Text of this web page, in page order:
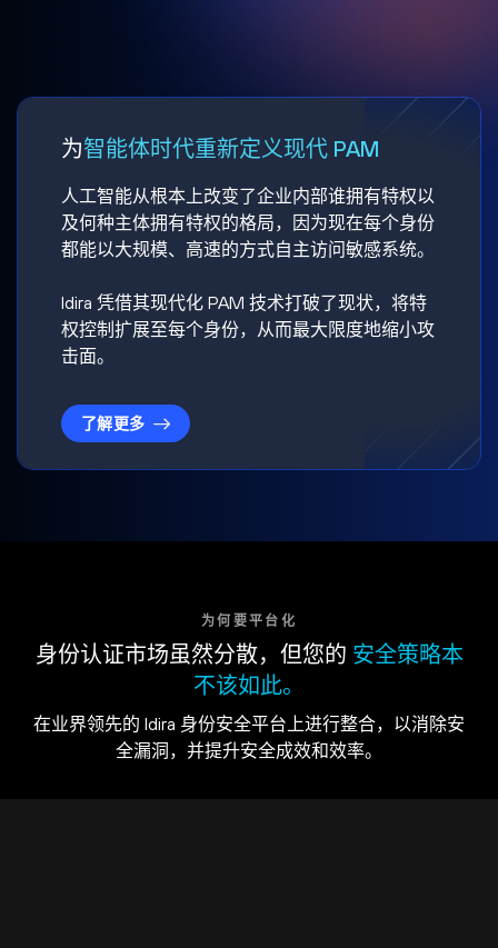
为智能体时代重新定义现代 PAM
人工智能从根本上改变了企业内部谁拥有特权以
及何种主体拥有特权的格局，因为现在每个身份
都能以大规模、高速的方式自主访问敏感系统。
Idira 凭借其现代化 PAM 技术打破了现状，将特
权控制扩展至每个身份，从而最大限度地缩小攻
击面。
了解更多
为何要平台化
身份认证市场虽然分散，但您的 安全策略本
不该如此。
在业界领先的 Idira 身份安全平台上进行整合，以消除安
全漏洞，并提升安全成效和效率。